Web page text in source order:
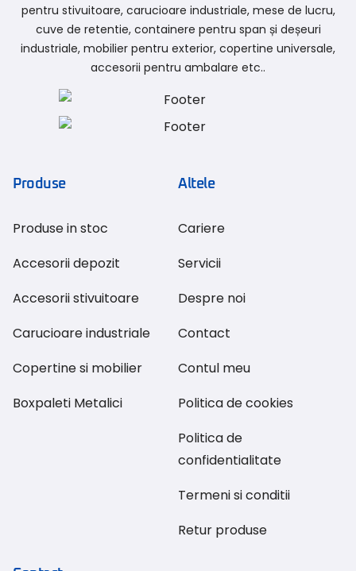
pentru stivuitoare, carucioare industriale, mese de lucru,
cuve de retentie, containere pentru span și deșeuri
industriale, mobilier pentru exterior, copertine universale,
accesorii pentru ambalare etc..
Produse
Produse in stoc
Accesorii depozit
Accesorii stivuitoare
Carucioare industriale
Copertine si mobilier
Boxpaleti Metalici
Altele
Cariere
Servicii
Despre noi
Contact
Contul meu
Politica de cookies
Politica de
confidentialitate
Termeni si conditii
Retur produse